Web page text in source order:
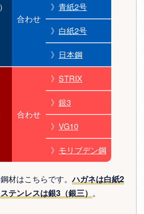
合わせ
》 青紙2号
》 白紙2号
》 日本鋼
合わせ
》 STRIX
》 銀3
》 VG10
》 モリブデン鋼
材はこちらです。ハガネは白紙2
テンレスは銀3（銀三） 。